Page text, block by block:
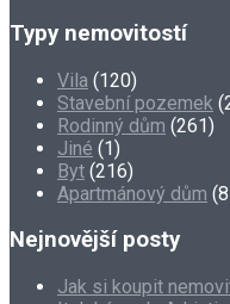
Typy nemovitostí
Vila (120)
Stavební pozemek
Rodinný dům (261)
Jiné (1)
Byt (216)
Apartmánový dům
Nejnovější posty
Jak si koupit